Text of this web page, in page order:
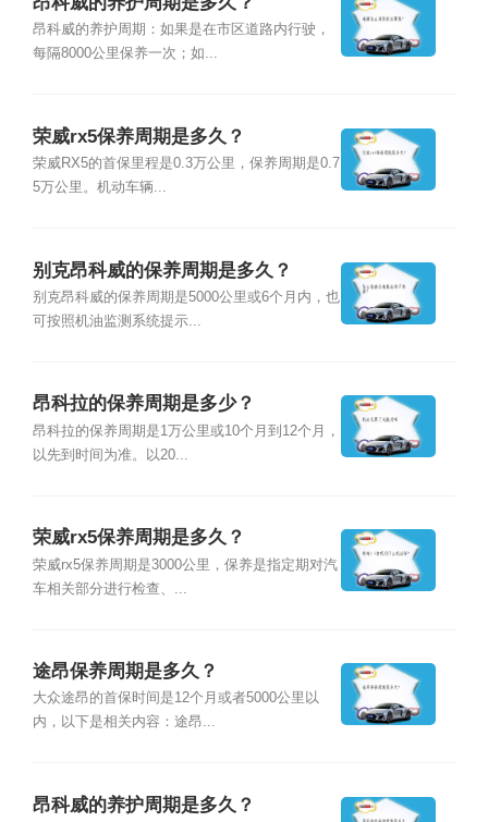
昂科威的养护周期：如果是在市区道路内行驶，
每隔8000公里保养一次；如...
荣威rx5保养周期是多久？
荣威RX5的首保里程是0.3万公里，保养周期是0.7
5万公里。机动车辆...
别克昂科威的保养周期是多久？
别克昂科威的保养周期是5000公里或6个月内，也
可按照机油监测系统提示...
昂科拉的保养周期是多少？
昂科拉的保养周期是1万公里或10个月到12个月，
以先到时间为准。以20...
荣威rx5保养周期是多久？
荣威rx5保养周期是3000公里，保养是指定期对汽
车相关部分进行检查、...
途昂保养周期是多久？
大众途昂的首保时间是12个月或者5000公里以
内，以下是相关内容：途昂...
昂科威的养护周期是多久？